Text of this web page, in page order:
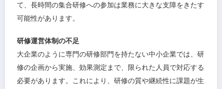
て、長時間の集合研修への参加は業務に大きな支障をきたす
可能性があります。
研修運営体制の不足
大企業のように専門の研修部門を持たない中小企業では、研
修の企画から実施、効果測定まで、限られた人員で対応する
必要があります。これにより、研修の質や継続性に課題が生